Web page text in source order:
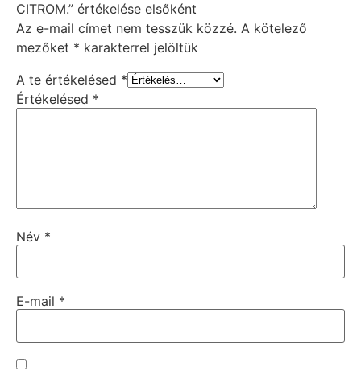
CITROM.” értékelése elsőként
Az e-mail címet nem tesszük közzé. A kötelező
mezőket * karakterrel jelöltük
A te értékelésed *
Értékelésed *
Név *
E-mail *